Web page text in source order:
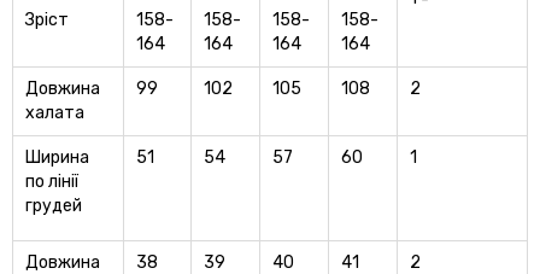
Зріст
158-
164
158-
164
158-
164
158-
164
Довжина
халата
99 102 105 108 2
Ширина
по лінії
грудей
51 54 57 60 1
Довжина
38 39 40 41 2